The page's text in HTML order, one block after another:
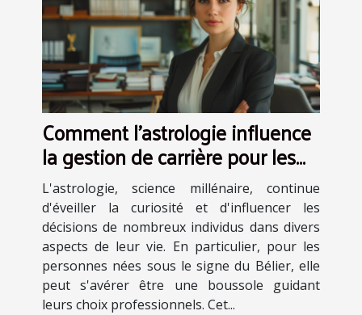
Comment l'astrologie influence
la gestion de carrière pour les
Béliers
L'astrologie, science millénaire, continue
d'éveiller la curiosité et d'influencer les
décisions de nombreux individus dans divers
aspects de leur vie. En particulier, pour les
personnes nées sous le signe du Bélier, elle
peut s'avérer être une boussole guidant
leurs choix professionnels. Cet...